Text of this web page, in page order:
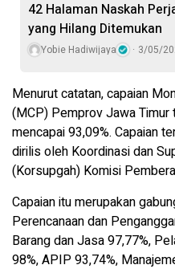
42 Halaman Naskah
yang Hilang Ditemukan
Yobie Hadiwijaya 3/05/
Menurut catatan, capaian
(MCP) Pemprov Jawa Timur
mencapai 93,09%. Capaian
dirilis oleh Koordinasi dan
(Korsupgah) Komisi
Capaian itu merupakan
Perencanaan dan
Barang dan Jasa 97,77%,
98%, APIP 93,74%,